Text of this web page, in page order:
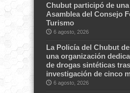
Chubut participó de
Asamblea del Consejo
Turismo
6 agosto, 2026
La Policía del Chubut
una organización
de drogas sintéticas
investigación de cinco
6 agosto, 2026